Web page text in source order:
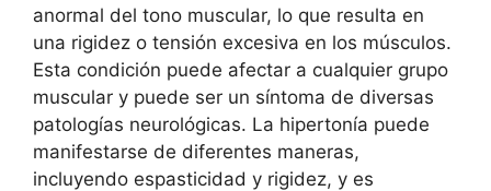
anormal del tono muscular, lo que resulta en
una rigidez o tensión excesiva en los músculos.
Esta condición puede afectar a cualquier grupo
muscular y puede ser un síntoma de diversas
patologías neurológicas. La hipertonía puede
manifestarse de diferentes maneras,
incluyendo espasticidad y rigidez, y es